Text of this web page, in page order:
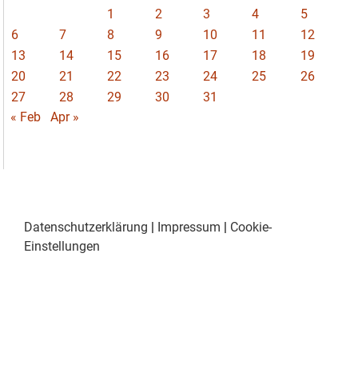
1 2 3 4
5
6
7 8 9 10 11
12
13
14 15 16 17 18
19
20
21 22 23 24 25
26
27
28 29 30
31
« Feb
Apr »
Datenschutzerklärung Impressum
Cookie-
Einstellungen